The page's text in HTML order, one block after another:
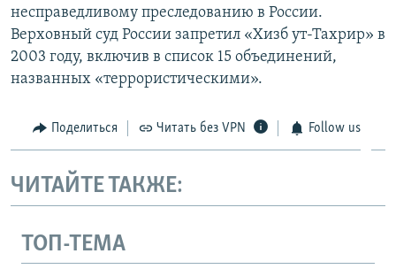
несправедливому преследованию в России.
Верховный суд России запретил «Хизб ут-Тахрир» в
2003 году, включив в список 15 объединений,
названных «террористическими».
Поделиться Читать без VPN Follow us
ЧИТАЙТЕ ТАКЖЕ:
ТОП-ТЕМА